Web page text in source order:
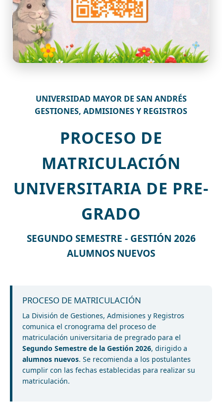
UNIVERSIDAD MAYOR DE SAN ANDRÉS
GESTIONES, ADMISIONES Y REGISTROS
PROCESO DE
MATRICULACIÓN
UNIVERSITARIA DE PRE-
GRADO
SEGUNDO SEMESTRE - GESTIÓN 2026
ALUMNOS NUEVOS
PROCESO DE MATRICULACIÓN
La División de Gestiones, Admisiones y Registros
comunica el cronograma del proceso de
matriculación universitaria de pregrado para el
Segundo Semestre de la Gestión 2026, dirigido a
alumnos nuevos. Se recomienda a los postulantes
cumplir con las fechas establecidas para realizar su
matriculación.